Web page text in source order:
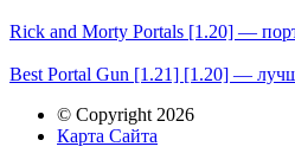
Rick and Morty Portals [1.20] —
Best Portal Gun [1.21] [1.20] —
© Copyright 2026
Карта Сайта